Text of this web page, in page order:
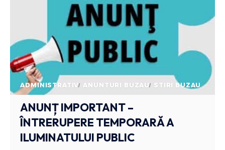
ADMINISTRATIV ANUNTURI BUZAU STIRI BUZAU
ANUNȚ IMPORTANT –
ÎNTRERUPERE TEMPORARĂ A
ILUMINATULUI PUBLIC